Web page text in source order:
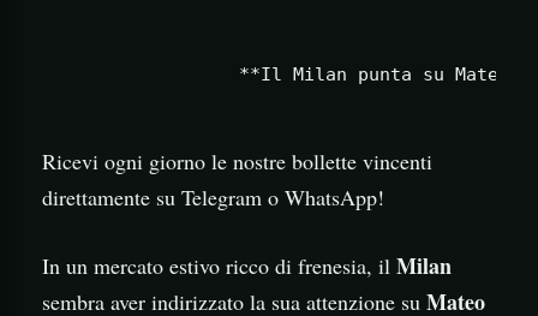
Ricevi ogni giorno le nostre bollette vincenti
direttamente su Telegram o WhatsApp!
In un mercato estivo ricco di frenesia, il Milan
sembra aver indirizzato la sua attenzione su Mateo